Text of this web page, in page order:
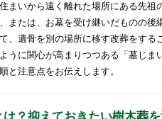
まいから遠く離れた場所にある先祖
または、お墓を受け継いだものの後
、遺骨を別の場所に移す改葬をする
うに関心が高まりつつある「墓じま
と注意点をお伝えします。